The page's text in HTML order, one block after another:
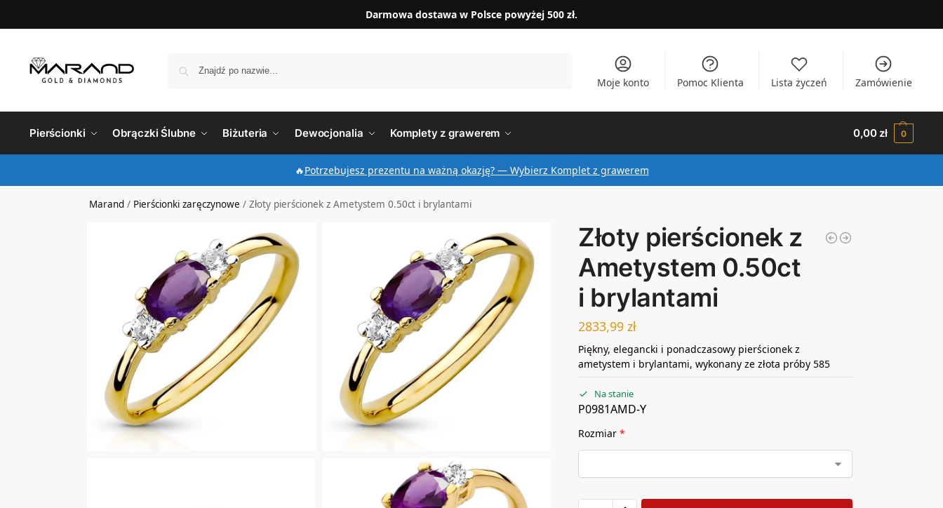
Darmowa dostawa w Polsce powyżej 500 zł.
Moje konto Pomoc Klienta Lista życzeń Zamówienie
Pierścionki Obrączki Ślubne Biżuteria Dewocjonalia Komplety z grawerem 0,00zł 0
🔥Potrzebujesz prezentu na ważną okazję? — Wybierz Komplet z grawerem
Marand / Pierścionki zaręczynowe /Złoty pierścionek z Ametystem 0.50ct i brylantami
Złoty pierścionek z
Ametystem 0.50ct
i brylantami
2833,99 zł
Piękny, elegancki i ponadczasowy pierścionek z
ametystem i brylantami, wykonany ze złota próby 585
Na stanie
P0981AMD-Y
Rozmiar*